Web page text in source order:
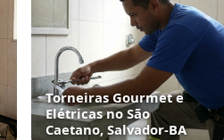
Torneiras Gourmet e
Elétricas no São
Caetano, Salvador‑BA